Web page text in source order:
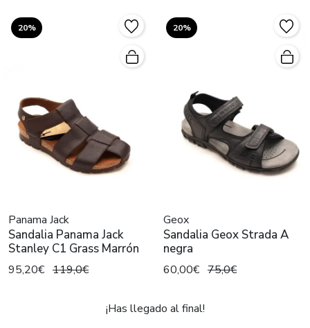
20%
Panama Jack
Sandalia Panama Jack
Stanley C1 Grass Marrón
95,20€ 119,0€
20%
Geox
Sandalia Geox Strada A
negra
60,00€ 75,0€
¡Has llegado al final!